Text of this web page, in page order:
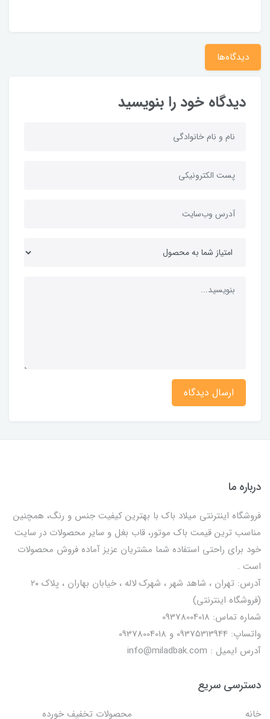
دیدگاه‌ها
دیدگاه خود را بنویسید
ارسال دیدگاه
درباره ما
فروشگاه اینترنتی میلاد باک با بهترین کیفیت جنس و رنگ، همچنین
مناسب ترین قیمت باک موتور، قاب بغل و سایر محصولات در سایت
خود برای راحتی استفاده شما مشتریان عزیز آماده فروش محصولات
است .
آدرس: تهران ، شاهد شهر ، شهرک لاله ، خیابان بهاران ، پلاک ۲۰
(فروشگاه اینترنتی)
شماره تماس: 09378004018
واتساپ: 09375313944 و 09378004018
آدرس ایمیل : info@miladbak.com
دسترسی سریع
خانه محصولات تخفیف خورده